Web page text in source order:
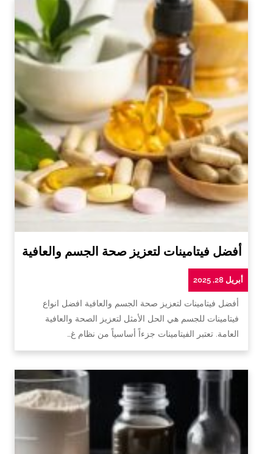
أفضل فيتامينات لتعزيز صحة الجسم والعافية
أبريل 28, 2025
أفضل فيتامينات لتعزيز صحة الجسم والعافية افضل انواع
فيتامينات للجسم هي الحل الأمثل لتعزيز الصحة والعافية
العامة. تعتبر الفيتامينات جزءاً أساسياً من نظام غ…